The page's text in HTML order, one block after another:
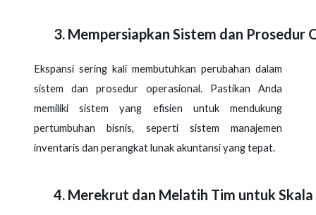
Mempersiapkan Sistem dan Prosedur
Ekspansi sering kali membutuhkan perubahan dalam
sistem dan prosedur operasional. Pastikan Anda
memiliki sistem yang efisien untuk mendukung
pertumbuhan bisnis, seperti sistem manajemen
inventaris dan perangkat lunak akuntansi yang tepat.
Merekrut dan Melatih Tim untuk Skala